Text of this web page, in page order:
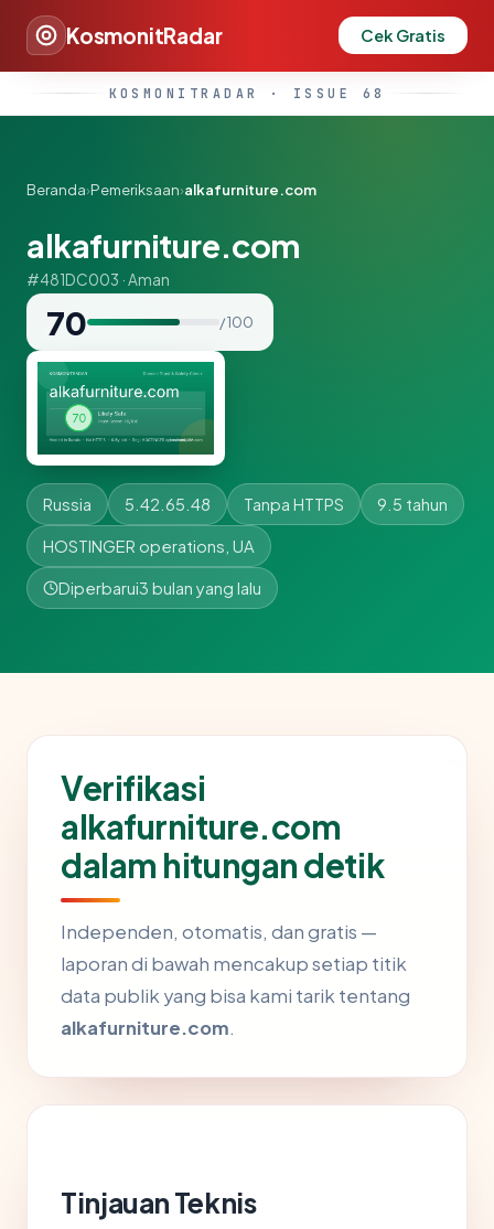
KosmonitRadar Cek Gratis
KOSMONITRADAR · ISSUE 68
Beranda›Pemeriksaan›alkafurniture.com
alkafurniture.com
#481DC003 · Aman
70 / 100
Russia 5.42.65.48 Tanpa HTTPS 9.5 tahun
HOSTINGER operations, UA
Diperbarui3 bulan yang lalu
Verifikasi
alkafurniture.com
dalam hitungan detik
Independen, otomatis, dan gratis —
laporan di bawah mencakup setiap titik
data publik yang bisa kami tarik tentang
alkafurniture.com.
Tinjauan Teknis